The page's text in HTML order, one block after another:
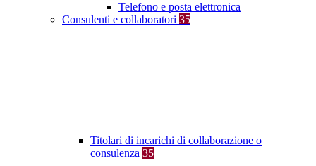
Telefono e posta elettronica
Consulenti e collaboratori 35
Titolari di incarichi di collaborazione o
consulenza 35